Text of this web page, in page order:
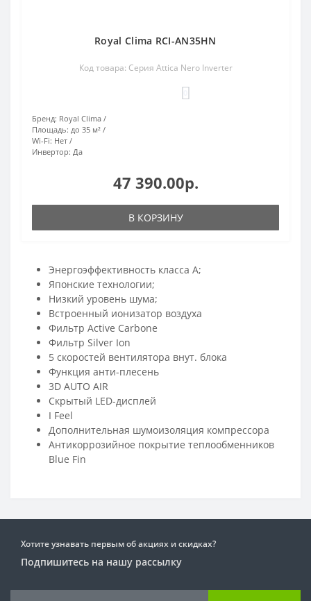
Royal Clima RCI-AN35HN
Код товара: Серия Attica Nero Inverter
Бренд: Royal Clima
Площадь: до 35 м²
Wi-Fi: Нет
Инвертор: Да
47 390.00р.
В КОРЗИНУ
Энергоэффективность класса А;
Японские технологии;
Низкий уровень шума;
Встроенный ионизатор воздуха
Фильтр Active Carbone
Фильтр Silver Ion
5 скоростей вентилятора внут. блока
Функция анти-плесень
3D AUTO AIR
Скрытый LED-дисплей
I Feel
Дополнительная шумоизоляция компрессора
Антикоррозийное покрытие теплообменников
Blue Fin
Хотите узнавать первым об акциях и скидках?
Подпишитесь на нашу рассылку